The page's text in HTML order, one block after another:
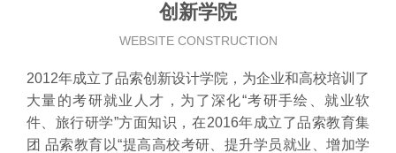
创新学院
WEBSITE CONSTRUCTION
2012年成立了品索创新设计学院，为企业和高校培训了
大量的考研就业人才，为了深化“考研手绘、就业软
件、旅行研学”方面知识，在2016年成立了品索教育集
团 品索教育以“提高高校考研、提升学员就业、增加学